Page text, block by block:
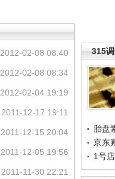
315
胎盘
京东
1号
2012-02-08 08:40
2012-02-08 08:34
2012-02-04 19:19
2011-12-17 19:11
2011-12-15 20:04
2011-12-05 19:56
2011-11-30 22:21